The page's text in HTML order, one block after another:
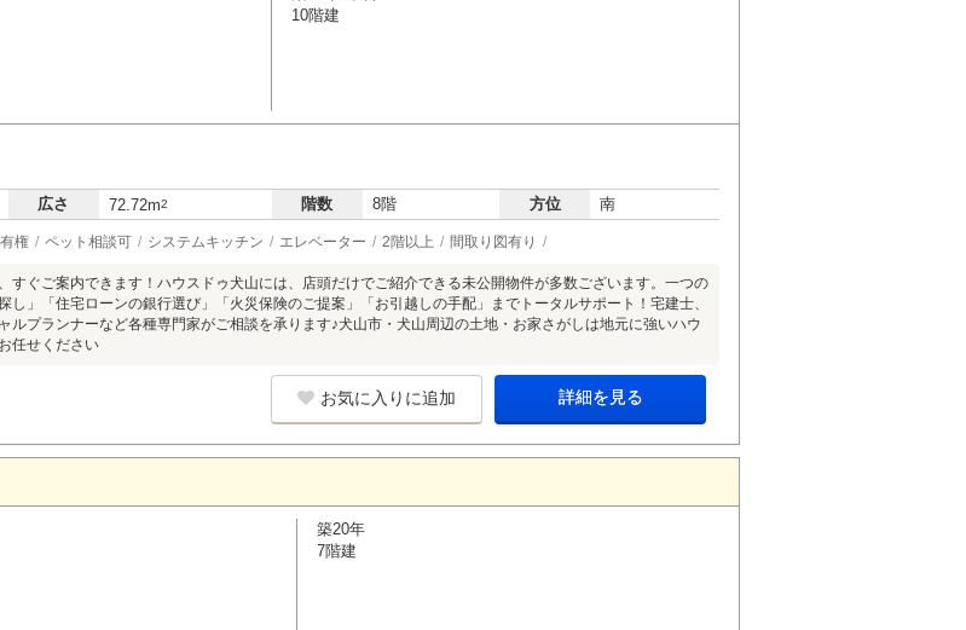
10階建
広さ 72.72m2 階数 8階 方位 南
権 ペット相談可 システムキッチン エレベーター 2階以上 間取り図有り
すぐご案内できます！ハウスドゥ犬山には、店頭だけでご紹介できる未公開物件が多数ございます。一つの
し」「住宅ローンの銀行選び」「火災保険のご提案」「お引越しの手配」までトータルサポート！宅建士、
ルプランナーなど各種専門家がご相談を承ります♪犬山市・犬山周辺の土地・お家さがしは地元に強いハウ
任せください
お気に入りに追加 詳細を見る
築20年
7階建